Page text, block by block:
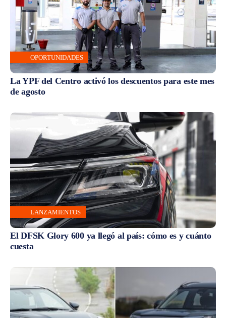
OPORTUNIDADES
La YPF del Centro activó los descuentos para este mes
de agosto
LANZAMIENTOS
El DFSK Glory 600 ya llegó al país: cómo es y cuánto
cuesta